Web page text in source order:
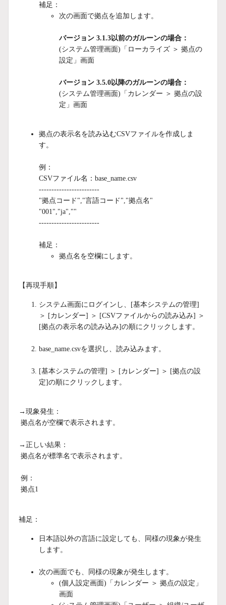
補足：
次の画面で拠点を追加します。
バージョン 3.1.3以前のガルーンの場合：
(システム管理画面)「ローカライズ ＞ 拠点の
設定」画面
バージョン 3.5.0以降のガルーンの場合：
(システム管理画面)「カレンダー ＞ 拠点の設
定」画面
拠点の表示名を読み込むCSVファイルを作成しま
す。
例：
CSVファイル名：base_name.csv
------------------------
"拠点コード","言語コード","拠点名"
"001","ja",""
------------------------
補足：
拠点名を空欄にします。
【再現手順】
システム画面にログインし、[基本システムの管理]
＞ [カレンダー] ＞ [CSVファイルからの読み込み] ＞
[拠点の表示名の読み込み]の順にクリックします。
base_name.csvを選択し、読み込みます。
[基本システムの管理] ＞ [カレンダー] ＞ [拠点の設
定]の順にクリックします。
→現象発生：
拠点名が空欄で表示されます。
→正しい結果：
拠点名が標準名で表示されます。
例：
拠点1
補足：
日本語以外の言語に設定しても、同様の現象が発生
します。
次の画面でも、同様の現象が発生します。
(個人設定画面)「カレンダー ＞ 拠点の設定」
画面